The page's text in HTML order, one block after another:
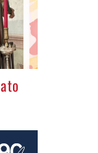
di